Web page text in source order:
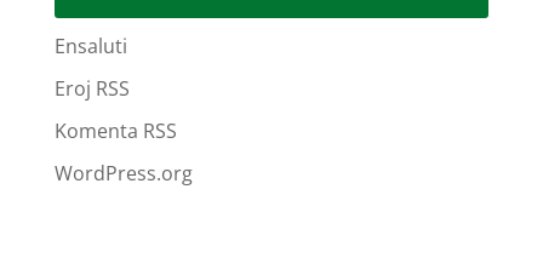
Ensaluti
Eroj RSS
Komenta RSS
WordPress.org